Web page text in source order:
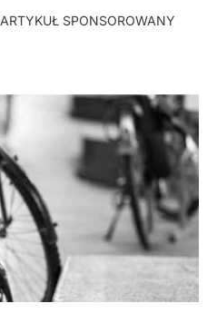
ARTYKUŁ SPONSOROWANY